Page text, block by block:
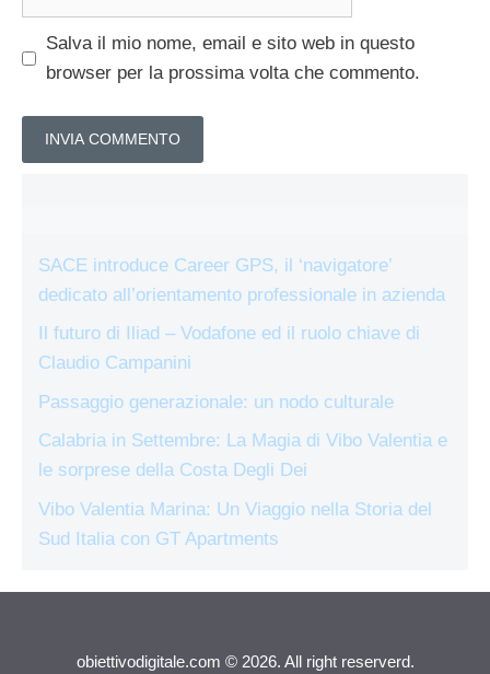
Salva il mio nome, email e sito web in questo
browser per la prossima volta che commento.
SACE introduce Career GPS, il ‘navigatore’
dedicato all’orientamento professionale in azienda
Il futuro di Iliad – Vodafone ed il ruolo chiave di
Claudio Campanini
Passaggio generazionale: un nodo culturale
Calabria in Settembre: La Magia di Vibo Valentia e
le sorprese della Costa Degli Dei
Vibo Valentia Marina: Un Viaggio nella Storia del
Sud Italia con GT Apartments
obiettivodigitale.com © 2026. All right reserverd.